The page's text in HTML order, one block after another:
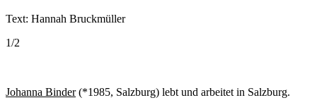
Text: Hannah Bruckmüller
1/2
Johanna Binder(*1985, Salzburg) lebt und arbeitet in Salzburg.